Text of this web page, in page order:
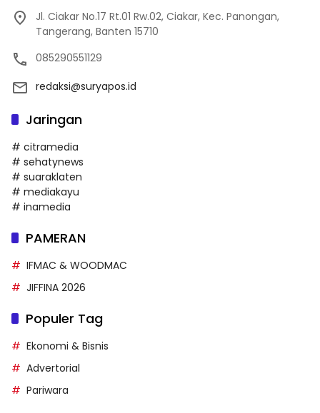
Jl. Ciakar No.17 Rt.01 Rw.02, Ciakar, Kec. Panongan,
Tangerang, Banten 15710
085290551129
redaksi@suryapos.id
Jaringan
# citramedia
# sehatynews
# suaraklaten
# mediakayu
# inamedia
PAMERAN
IFMAC & WOODMAC
JIFFINA 2026
Populer Tag
Ekonomi & Bisnis
Advertorial
Pariwara